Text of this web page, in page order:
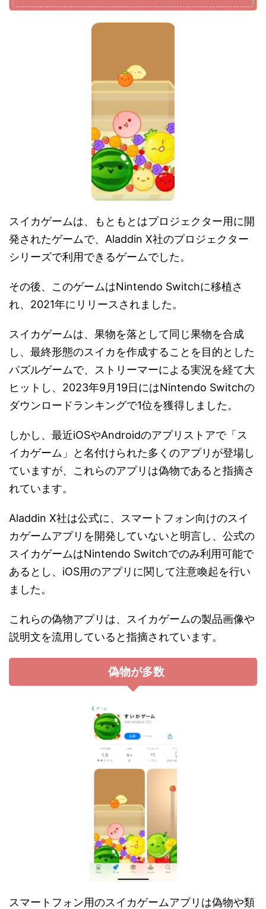
スイカゲームは、もともとはプロジェクター用に開
発されたゲームで、Aladdin X社のプロジェクター
シリーズで利用できるゲームでした。
その後、このゲームはNintendo Switchに移植さ
れ、2021年にリリースされました。
スイカゲームは、果物を落として同じ果物を合成
し、最終形態のスイカを作成することを目的とした
パズルゲームで、ストリーマーによる実況を経て大
ヒットし、2023年9月19日にはNintendo Switchの
ダウンロードランキングで1位を獲得しました​。
しかし、最近iOSやAndroidのアプリストアで「ス
イカゲーム」と名付けられた多くのアプリが登場し
ていますが、これらのアプリは偽物であると指摘さ
れています。
Aladdin X社は公式に、スマートフォン向けのスイ
カゲームアプリを開発していないと明言し、公式の
スイカゲームはNintendo Switchでのみ利用可能で
あるとし、iOS用のアプリに関して注意喚起を行い
ました​​。
これらの偽物アプリは、スイカゲームの製品画像や
説明文を流用していると指摘されています。
偽物が多数
スマートフォン用のスイカゲームアプリは偽物や類